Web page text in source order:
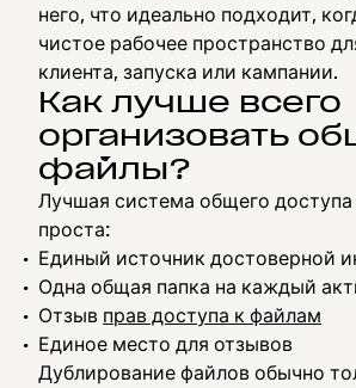
него, что идеально подходит,
чистое рабочее пространство
клиента, запуска или кампании.
Как лучше всего
организовать
файлы?
Лучшая система общего
проста:
Единый источник достоверной
Одна общая папка на каждый
Отзыв прав доступа к файлам
Единое место для отзывов
Дублирование файлов обычно